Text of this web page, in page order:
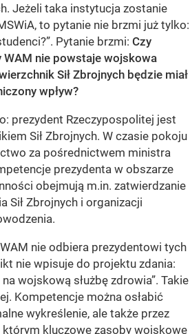
Jeżeli taka instytucja zostanie
to pytanie nie brzmi już tylko:
Pytanie brzmi: Czy
WAM nie powstaje wojskowa
Sił Zbrojnych będzie miał
wpływ?
prezydent Rzeczypospolitej jest
Sił Zbrojnych. W czasie pokoju
za pośrednictwem ministra
prezydenta w obszarze
obejmują m.in. zatwierdzanie
Sił Zbrojnych i organizacji
nie odbiera prezydentowi tych
nie wpisuje do projektu zdania:
wojskową służbę zdrowia”. Takie
Kompetencje można osłabić
wykreślenie, ale także przez
kluczowe zasoby wojskowe